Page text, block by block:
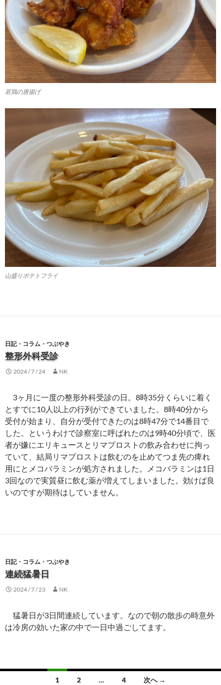
若鶏の唐揚げ
山盛りポテトフライ
日記・コラム・つぶやき
整形外科受診
2024 / 7 / 24 NK
3ヶ月に一度の整形外科受診の日。8時35分くらいに着く
とすでに10人以上の行列ができていました。8時40分から
受付が始まり、自分が受付できたのは8時47分で14番目で
した。というわけで診察室に呼ばれたのは9時40分頃で、医
者が嫌にエリキュースとリマプロストの飲み合わせに拘っ
ていて、結局リマプロストは飲むのを止めてつま先の痺れ
用にとメコバラミンが処方されました。メコバラミンは1日
3回なので実質昼に飲む薬が増えてしまいました。効けば良
いのですが期待はしていません。
日記・コラム・つぶやき
連続猛暑日
2024 / 7 / 23 NK
猛暑日が3日間連続しています。なので朝の散歩の時意外
は冷房の効いた家の中で一日中過ごしてます。
1 2 … 4 次へ →